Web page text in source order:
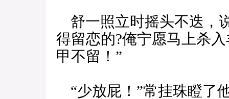
舒一照立时摇头不迭，
得留恋的?俺宁愿马上杀
甲不留！”
“少放屁！”常挂珠瞪了